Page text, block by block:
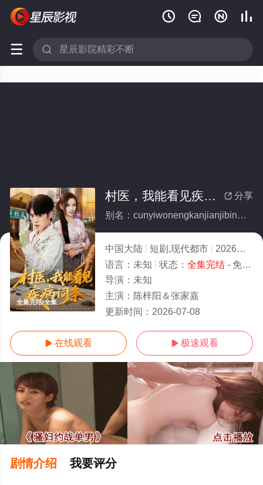
   
 
全集完结/全集
 分享
村医，我能看见疾病词条(全集)
别名：cunyiwonengkanjianjibingcitiao
中国大陆 短剧,现代都市 2026
6.0
语言： 未知 状态： 全集完结- 免费在线观看
导演： 未知
主演： 陈梓阳＆张家嘉
更新时间： 2026-07-08
 在线观看  极速观看
剧情介绍 我要评分